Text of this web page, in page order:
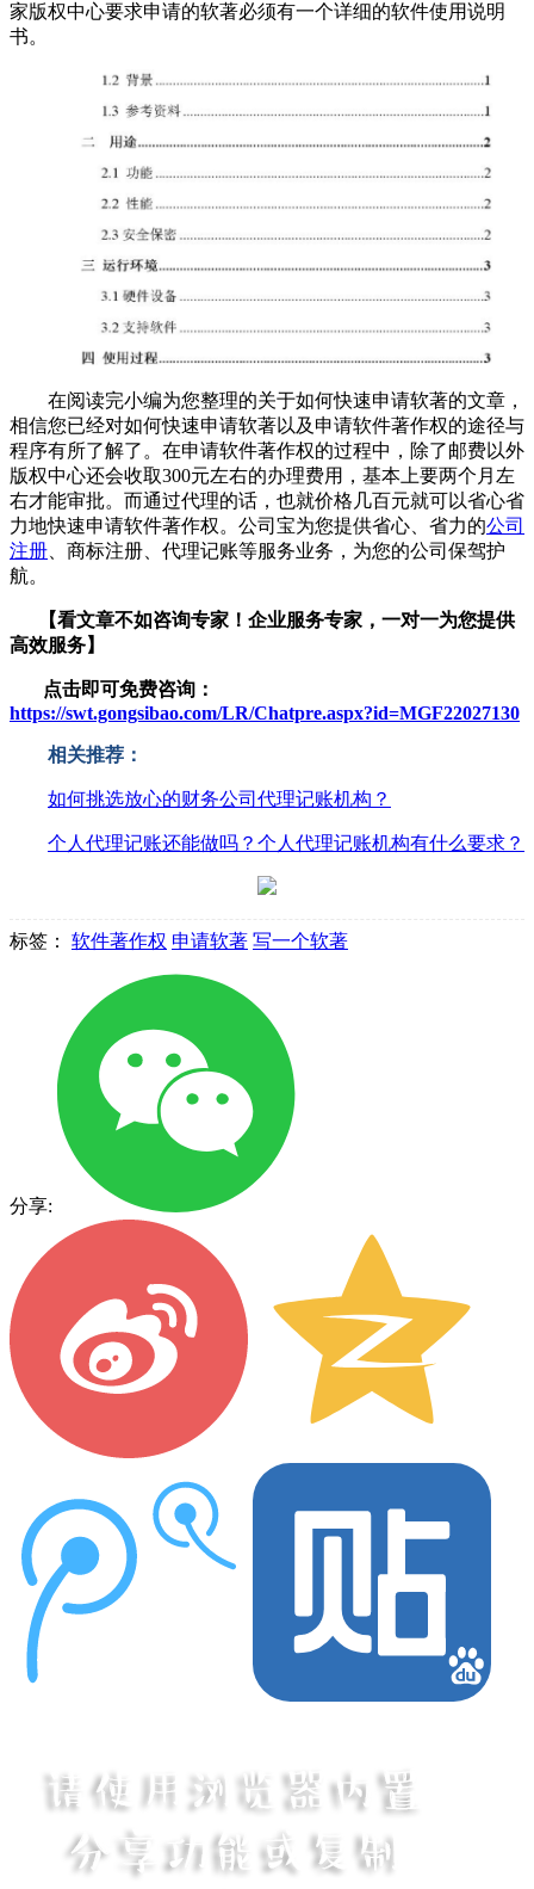
家版权中心要求申请的软著必须有一个详细的软件使用说明
书。
在阅读完小编为您整理的关于如何快速申请软著的文章，
相信您已经对如何快速申请软著以及申请软件著作权的途径与
程序有所了解了。在申请软件著作权的过程中，除了邮费以外
版权中心还会收取300元左右的办理费用，基本上要两个月左
右才能审批。而通过代理的话，也就价格几百元就可以省心省
力地快速申请软件著作权。公司宝为您提供省心、省力的公司
注册 、商标注册、代理记账等服务业务，为您的公司保驾护
航。
【看文章不如咨询专家！企业服务专家，一对一为您提供
高效服务】
点击即可免费咨询：
https://swt.gongsibao.com/LR/Chatpre.aspx?id=MGF22027130
相关推荐：
如何挑选放心的财务公司代理记账机构？
个人代理记账还能做吗？个人代理记账机构有什么要求？
标签： 软件著作权 申请软著 写一个软著
分享: